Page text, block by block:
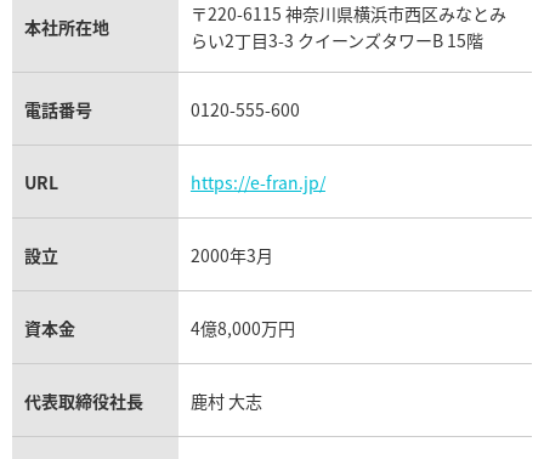
パネライ買取
チューダー（チュードル）買取
本社所在地
〒220-6115 神奈川県横浜市西区みなとみ
らい2丁目3-3 クイーンズタワーB 15階
電話番号 0120-555-600
URL https://e-fran.jp/
設立 2000年3月
資本金 4億8,000万円
代表取締役社長 鹿村 大志